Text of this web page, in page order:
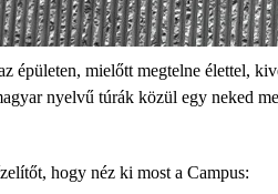
épületen, mielőtt megtelne élettel,
nyelvű túrák közül egy neked
hogy néz ki most a Campus: